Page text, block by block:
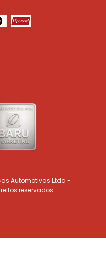
Automotivas Ltda -
reservados.